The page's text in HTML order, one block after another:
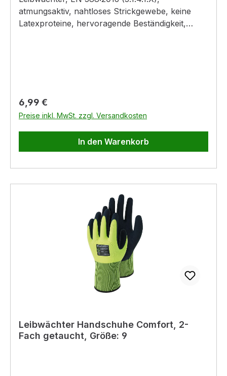
atmungsaktiv, nahtloses Strickgewebe, keine
Latexproteine, hervoragende Beständigkeit,
konzipiert wurde, inkl. Touch-Funktion.Material:
Nylon-Spandexgewebe mit Nitril-
MikroschaumbeschichtungFarbe: schwarz
Regulärer Preis:
6,99 €
Preise inkl. MwSt. zzgl. Versandkosten
In den Warenkorb
Leibwächter Handschuhe Comfort, 2-
Fach getaucht, Größe: 9